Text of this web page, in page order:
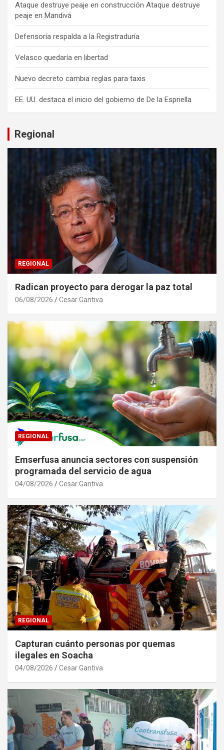
Ataque destruye peaje en construcción Ataque destruye
peaje en Mandivá
Defensoría respalda a la Registraduría
Velasco quedaría en libertad
Nuevo decreto cambia reglas para taxis
EE. UU. destaca el inicio del gobierno de De la Espriella
Regional
REGIONAL
Radican proyecto para derogar la paz total
06/08/2026 Cesar Gantiva
REGIONAL
Emserfusa anuncia sectores con suspensión
programada del servicio de agua
04/08/2026 Cesar Gantiva
REGIONAL
Capturan cuánto personas por quemas
ilegales en Soacha
04/08/2026 Cesar Gantiva